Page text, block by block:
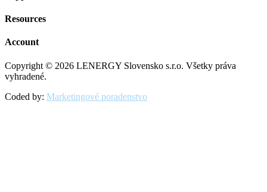
Resources
Account
Copyright © 2026 LENERGY Slovensko s.r.o. Všetky práva
vyhradené.
Coded by: Marketingové poradenstvo